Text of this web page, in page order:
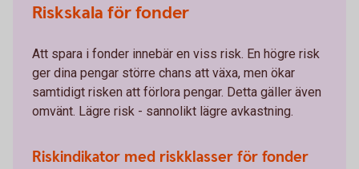
Riskskala för fonder
Att spara i fonder innebär en viss risk. En högre risk
ger dina pengar större chans att växa, men ökar
samtidigt risken att förlora pengar. Detta gäller även
omvänt. Lägre risk - sannolikt lägre avkastning.
Riskindikator med riskklasser för fonder